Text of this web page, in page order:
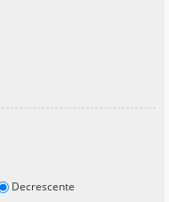
Decrescente